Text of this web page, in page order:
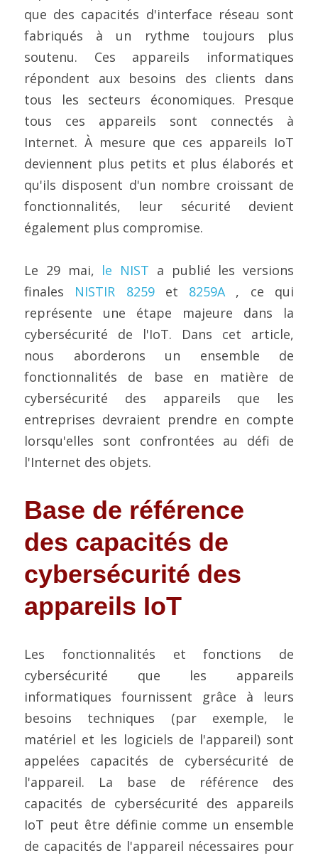
Construire un CAB
Preuve de certification
Configuration complète du framework
Fabrication
Bâtiments et infrastructures
Médias et divertissement
Soins de santé
Finances et assurances
Énergie et services publics
FIPS 140-3
Service cloud de l'UE
ISO 21434 et R155
FR 17640 | FITCEM | CSPN
RED-DA
MDR
IoT de la GSMA
Brochures
Nouvelles
Actualités
Projets EU et de Recherche
Contactez-nous
que des capacités d'interface réseau sont
fabriqués à un rythme toujours plus
soutenu. Ces appareils informatiques
répondent aux besoins des clients dans
tous les secteurs économiques. Presque
tous ces appareils sont connectés à
Internet. À mesure que ces appareils IoT
deviennent plus petits et plus élaborés et
qu'ils disposent d'un nombre croissant de
fonctionnalités, leur sécurité devient
également plus compromise.
Le 29 mai, le NIST a publié les versions
finales NISTIR 8259 et 8259A , ce qui
représente une étape majeure dans la
cybersécurité de l'IoT. Dans cet article,
nous aborderons un ensemble de
fonctionnalités de base en matière de
cybersécurité des appareils que les
entreprises devraient prendre en compte
lorsqu'elles sont confrontées au défi de
l'Internet des objets.
Base de référence
des capacités de
cybersécurité des
appareils IoT
Les fonctionnalités et fonctions de
cybersécurité que les appareils
informatiques fournissent grâce à leurs
besoins techniques (par exemple, le
matériel et les logiciels de l'appareil) sont
appelées capacités de cybersécurité de
l'appareil. La base de référence des
capacités de cybersécurité des appareils
IoT peut être définie comme un ensemble
de capacités de l'appareil nécessaires pour